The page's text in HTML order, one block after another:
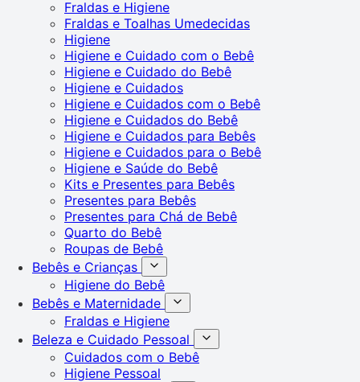
Fraldas e Higiene
Fraldas e Toalhas Umedecidas
Higiene
Higiene e Cuidado com o Bebê
Higiene e Cuidado do Bebê
Higiene e Cuidados
Higiene e Cuidados com o Bebê
Higiene e Cuidados do Bebê
Higiene e Cuidados para Bebês
Higiene e Cuidados para o Bebê
Higiene e Saúde do Bebê
Kits e Presentes para Bebês
Presentes para Bebês
Presentes para Chá de Bebê
Quarto do Bebê
Roupas de Bebê
Bebês e Crianças
Higiene do Bebê
Bebês e Maternidade
Fraldas e Higiene
Beleza e Cuidado Pessoal
Cuidados com o Bebê
Higiene Pessoal